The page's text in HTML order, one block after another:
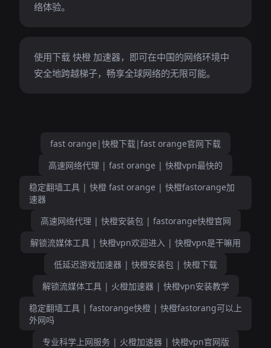
络体验。
使用下载 快橙 加速器，即可在中国的网络环境中
安全地跨越梯子，畅享全球网络的无限可能。
fast orange|快橙下载|fast orange官网下载
高速网络代理 | fast orange | 快橙vpn最快的
稳定翻墙工具 | 快橙 fast orange | 快橙fastorange加
速器
高速网络代理 | 快橙安装包 | fastorange快橙官网
解锁流媒体工具 | 快橙vpn欢迎进入 | 快橙vpn是干嘛用
低延迟游戏加速器 | 快橙安装包 | 快橙下载
解锁流媒体工具 | 火橙加速器 | 快橙vpn安装教学
稳定翻墙工具 | fastorange快橙 | 快橙fastorang可以上
外网吗
专业科学上网服务 | 火橙加速器 | 快橙vpn官网版